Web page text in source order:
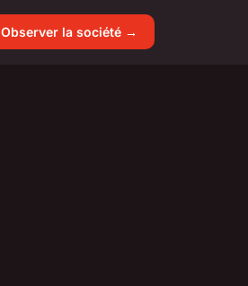
Observer la société →